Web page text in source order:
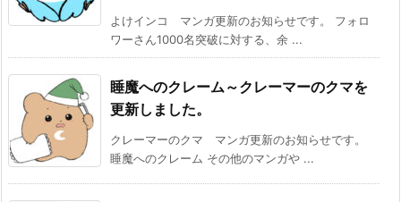
よけインコ マンガ更新のお知らせです。 フォロ
ワーさん1000名突破に対する、余 ...
睡魔へのクレーム～クレーマーのクマを
更新しました。
クレーマーのクマ マンガ更新のお知らせです。
睡魔へのクレーム その他のマンガや ...